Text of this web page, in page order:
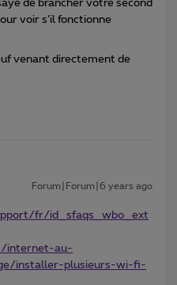
de brancher votre second
voir s’il fonctionne
venant directement de
Forum|Forum|6 years ago
fr/id_sfaqs_wbo_ext
internet-au-
installer-plusieurs-wi-fi-